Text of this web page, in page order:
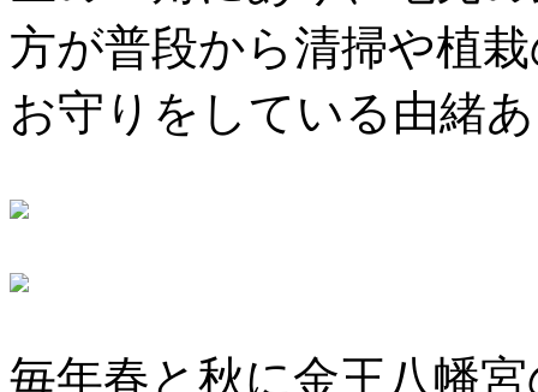
方が普段から清掃や植
お守りをしている由緒
毎年春と秋に金王八幡